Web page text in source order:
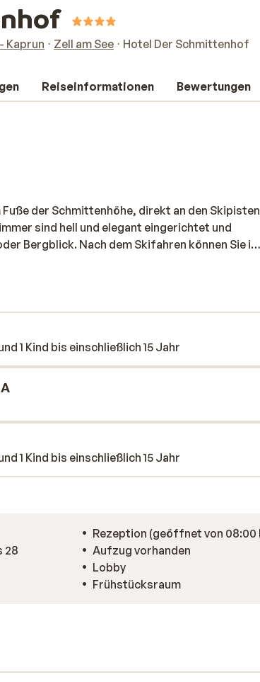
Kaprun Zell am See Hotel Der Schmittenhof
Reiseinformationen Bewertungen
der Schmittenhöhe, direkt an den Skipisten
sind hell und elegant eingerichtet und
Bergblick. Nach dem Skifahren können Sie in
entspannen und auftanken. Danach können
Spezialitäten und köstliche Weine
unbedingt den köstlichen hausgemachten
1 Kind bis einschließlich 15 Jahr
1 Kind bis einschließlich 15 Jahr
28
Aufzug vorhanden
Lobby
Frühstücksraum